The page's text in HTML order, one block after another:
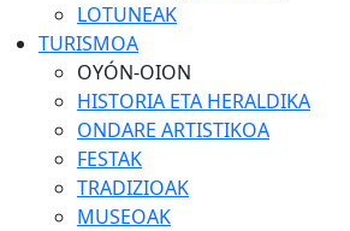
LOTUNEAK
TURISMOA
OYÓN-OION
HISTORIA ETA HERALDIKA
ONDARE ARTISTIKOA
FESTAK
TRADIZIOAK
MUSEOAK